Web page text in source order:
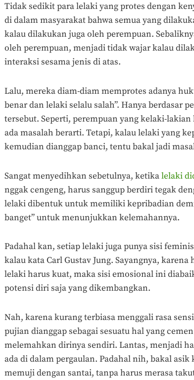
Tidak sedikit para lelaki yang protes dengan
di dalam masyarakat bahwa semua yang
kalau dilakukan juga oleh perempuan.
oleh perempuan, menjadi tidak wajar kalau
interaksi sesama jenis di atas.
Lalu, mereka diam-diam memprotes adanya
benar dan lelaki selalu salah”. Hanya berdasar
tersebut. Seperti, perempuan yang kelaki-
ada masalah berarti. Tetapi, kalau lelaki yang
kemudian dianggap banci, tentu bakal jadi
Sangat menyedihkan sebetulnya, ketikalelaki
nggak cengeng, harus sanggup berdiri tegak
lelaki dibentuk untuk memiliki kepribadian
banget” untuk menunjukkan kelemahannya.
Padahal kan, setiap lelaki juga punya sisi
kalau kata Carl Gustav Jung. Sayangnya,
lelaki harus kuat, maka sisi emosional ini
potensi diri saja yang dikembangkan.
Nah, karena kurang terbiasa menggali rasa
pujian dianggap sebagai sesuatu hal yang
melemahkan dirinya sendiri. Lantas, menjadi
ada di dalam pergaulan. Padahal nih, bakal
memuji dengan santai, tanpa harus merasa